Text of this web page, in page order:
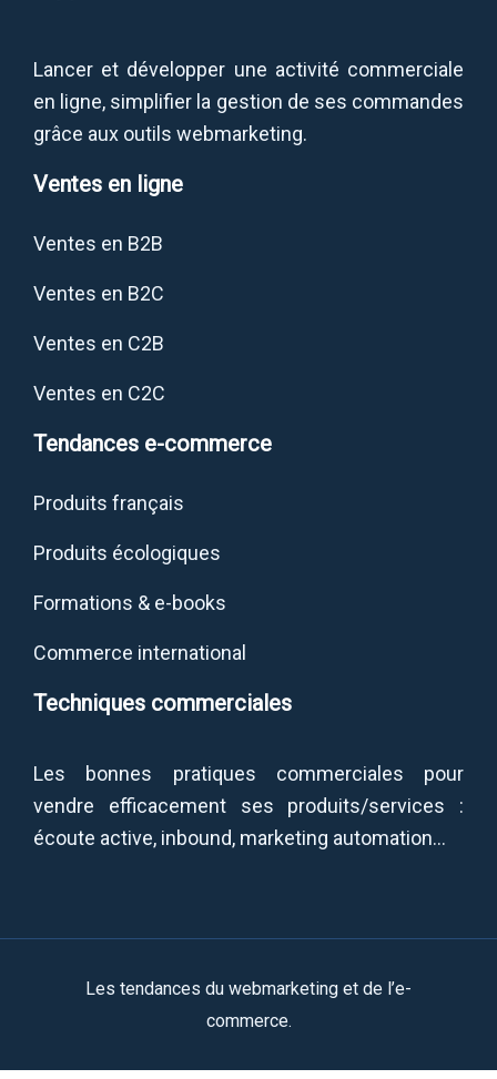
Lancer et développer une activité commerciale
en ligne, simplifier la gestion de ses commandes
grâce aux outils webmarketing.
Ventes en ligne
Ventes en B2B
Ventes en B2C
Ventes en C2B
Ventes en C2C
Tendances e-commerce
Produits français
Produits écologiques
Formations & e-books
Commerce international
Techniques commerciales
Les bonnes pratiques commerciales pour
vendre efficacement ses produits/services :
écoute active, inbound, marketing automation…
Les tendances du webmarketing et de l’e-
commerce.